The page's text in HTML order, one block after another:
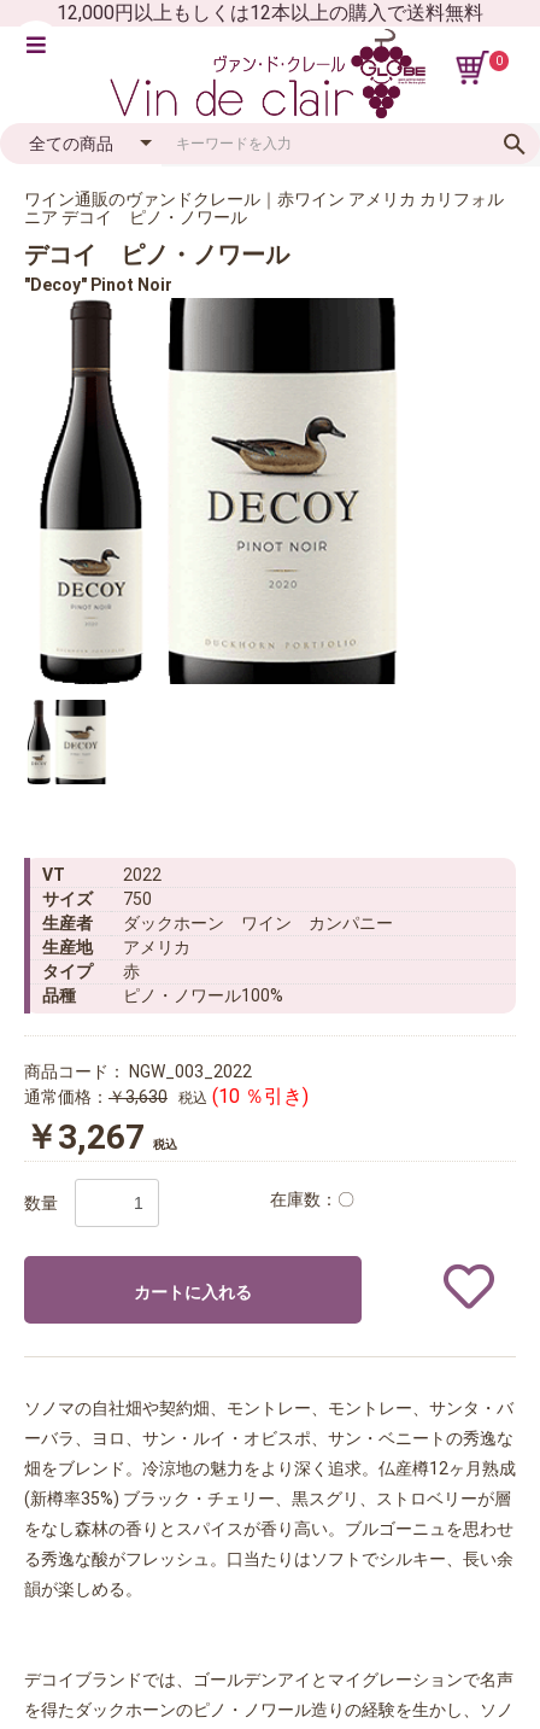
12,000円以上もしくは12本以上の購入で送料無料
0
ワイン通販のヴァンドクレール｜赤ワイン アメリカ カリフォル
ニア デコイ ピノ・ノワール
デコイ ピノ・ノワール
"Decoy" Pinot Noir
VT
2022
サイズ
750
生産者
ダックホーン ワイン カンパニー
生産地
アメリカ
タイプ
赤
品種
ピノ・ノワール100%
商品コード：
NGW_003_2022
通常価格： ￥3,630 税込 (10 ％引き)
￥3,267 税込
数量 在庫数：〇
カートに入れる
ソノマの自社畑や契約畑、モントレー、モントレー、サンタ・バ
ーバラ、ヨロ、サン・ルイ・オビスポ、サン・ベニートの秀逸な
畑をブレンド。冷涼地の魅力をより深く追求。仏産樽12ヶ月熟成
(新樽率35%) ブラック・チェリー、黒スグリ、ストロベリーが層
をなし森林の香りとスパイスが香り高い。ブルゴーニュを思わせ
る秀逸な酸がフレッシュ。口当たりはソフトでシルキー、長い余
韻が楽しめる。
デコイブランドでは、ゴールデンアイとマイグレーションで名声
を得たダックホーンのピノ・ノワール造りの経験を生かし、ソノ